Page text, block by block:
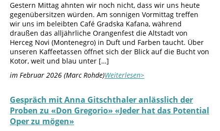
Gestern Mittag ahnten wir noch nicht, dass wir uns heute
gegenübersitzen würden. Am sonnigen Vormittag treffen
wir uns im beleibten Café Gradska Kafana, während
draußen das alljährliche Orangenfest die Altstadt von
Herceg Novi (Montenegro) in Duft und Farben taucht. Über
unseren Kaffeetassen öffnet sich der Blick auf die Bucht von
Kotor, weit und blau unter […]
im Februar 2026 (Marc Rohde)Weiterlesen>
Gespräch mit Anna Gitschthaler anlässlich der
Proben zu «Don Gregorio» «Jeder hat das Potential
Oper zu mögen»